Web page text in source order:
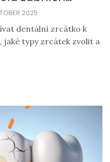
2025
dentální zrcátko k
jaké typy zrcátek zvolit a